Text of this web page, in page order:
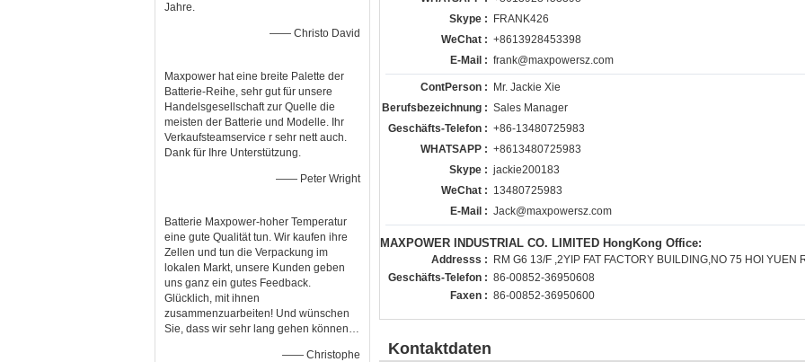
Jahre.
—— Christo David
Maxpower hat eine breite Palette der
Batterie-Reihe, sehr gut für unsere
Handelsgesellschaft zur Quelle die
meisten der Batterie und Modelle. Ihr
Verkaufsteamservice r sehr nett auch.
Dank für Ihre Unterstützung.
—— Peter Wright
Batterie Maxpower-hoher Temperatur
eine gute Qualität tun. Wir kaufen ihre
Zellen und tun die Verpackung im
lokalen Markt, unsere Kunden geben
uns ganz ein gutes Feedback.
Glücklich, mit ihnen
zusammenzuarbeiten! Und wünschen
Sie, dass wir sehr lang gehen können…
—— Christophe
Skype :
FRANK426
WeChat : +8613928453398
E-Mail : frank@maxpowersz.com
ContPerson :
Mr. Jackie Xie
Berufsbezeichnung : Sales Manager
Geschäfts-Telefon : +86-13480725983
WHATSAPP : +8613480725983
Skype : jackie200183
WeChat : 13480725983
E-Mail : Jack@maxpowersz.com
MAXPOWER INDUSTRIAL CO. LIMITED HongKong Office:
Addresss :
RM G6 13/F ,2YIP FAT FACTORY BUILDING,NO 75 HOI YUEN
Geschäfts-Telefon : 86-00852-36950608
Faxen : 86-00852-36950600
Kontaktdaten